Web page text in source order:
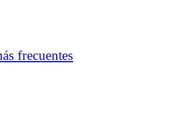
frecuentes